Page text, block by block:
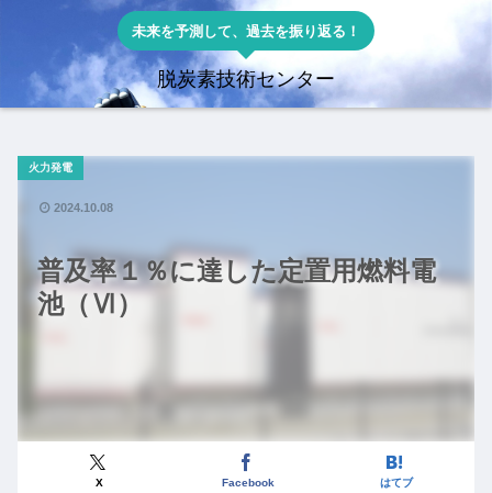
未来を予測して、過去を振り返る！
脱炭素技術センター
普及率１％に達した定置用燃料電
池（Ⅵ）
火力発電
X Facebook はてブ
2024.10.08